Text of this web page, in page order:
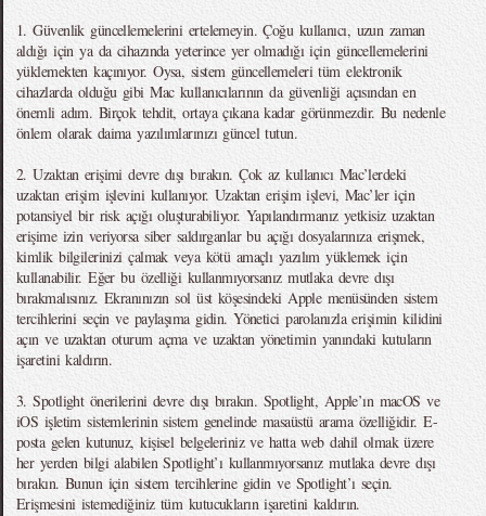
1. Güvenlik güncellemelerini ertelemeyin. Çoğu kullanıcı, uzun zaman
aldığı için ya da cihazında yeterince yer olmadığı için güncellemelerini
yüklemekten kaçınıyor. Oysa, sistem güncellemeleri tüm elektronik
cihazlarda olduğu gibi Mac kullanıcılarının da güvenliği açısından en
önemli adım. Birçok tehdit, ortaya çıkana kadar görünmezdir. Bu nedenle
önlem olarak daima yazılımlarınızı güncel tutun.
2. Uzaktan erişimi devre dışı bırakın. Çok az kullanıcı Mac’lerdeki
uzaktan erişim işlevini kullanıyor. Uzaktan erişim işlevi, Mac’ler için
potansiyel bir risk açığı oluşturabiliyor. Yapılandırmanız yetkisiz uzaktan
erişime izin veriyorsa siber saldırganlar bu açığı dosyalarınıza erişmek,
kimlik bilgilerinizi çalmak veya kötü amaçlı yazılım yüklemek için
kullanabilir. Eğer bu özelliği kullanmıyorsanız mutlaka devre dışı
bırakmalısınız. Ekranınızın sol üst köşesindeki Apple menüsünden sistem
tercihlerini seçin ve paylaşıma gidin. Yönetici parolanızla erişimin kilidini
açın ve uzaktan oturum açma ve uzaktan yönetimin yanındaki kutuların
işaretini kaldırın.
3. Spotlight önerilerini devre dışı bırakın. Spotlight, Apple’ın macOS ve
iOS işletim sistemlerinin sistem genelinde masaüstü arama özelliğidir. E-
posta gelen kutunuz, kişisel belgeleriniz ve hatta web dahil olmak üzere
her yerden bilgi alabilen Spotlight’ı kullanmıyorsanız mutlaka devre dışı
bırakın. Bunun için sistem tercihlerine gidin ve Spotlight’ı seçin.
Erişmesini istemediğiniz tüm kutucukların işaretini kaldırın.